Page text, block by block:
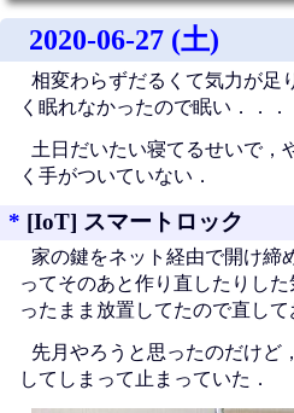
2020-06-27 (土)
相変わらずだるくて気力が足
く眠れなかったので眠い．．．
土日だいたい寝てるせいで，
く手がついていない．
* [IoT] スマートロック
家の鍵をネット経由で開け締
ってそのあと作り直したりし
ったまま放置してたので直して
先月やろうと思ったのだけど
してしまって止まっていた．